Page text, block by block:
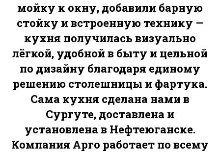
мойку к окну, добавили барную
стойку и встроенную технику —
кухня получилась визуально
лёгкой, удобной в быту и цельной
по дизайну благодаря единому
решению столешницы и фартука.
Сама кухня сделана нами в
Сургуте, доставлена и
установлена в Нефтеюганске.
Компания Арго работает по всему